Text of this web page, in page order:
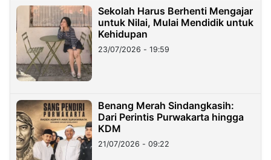
Sekolah Harus Berhenti Mengajar
untuk Nilai, Mulai Mendidik untuk
Kehidupan
23/07/2026 - 19:59
Benang Merah Sindangkasih:
Dari Perintis Purwakarta hingga
KDM
21/07/2026 - 09:22